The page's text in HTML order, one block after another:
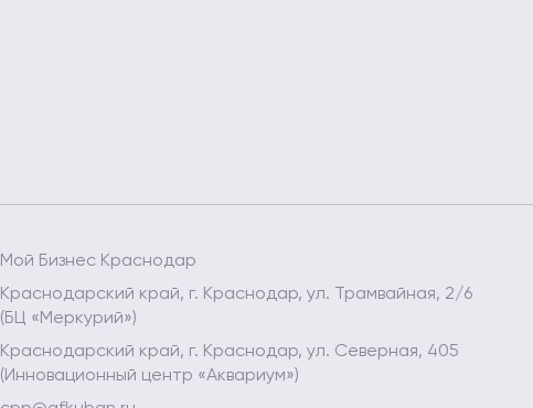
Мой Бизнес Краснодар
Краснодарский край, г. Краснодар, ул. Трамвайная, 2/6
(БЦ «Меркурий»)
Краснодарский край, г. Краснодар, ул. Северная, 405
(Инновационный центр «Аквариум»)